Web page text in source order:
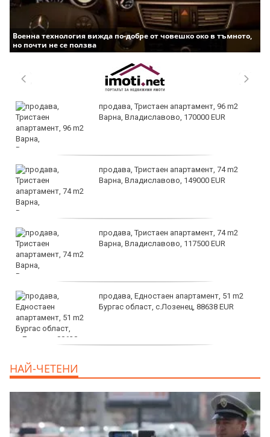
Военна технология вижда по-добре от човешко око в тъмното,
но почти не се ползва
продава, Тристаен апартамент, 96 m2
Варна, Владиславово, 170000 EUR
продава, Тристаен апартамент, 74 m2
Варна, Владиславово, 149000 EUR
продава, Тристаен апартамент, 74 m2
Варна, Владиславово, 117500 EUR
продава, Едностаен апартамент, 51 m2
Бургас област, с.Лозенец, 88638 EUR
EUR
НАЙ-ЧЕТЕНИ